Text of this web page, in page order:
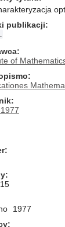
publikacji
of
1977